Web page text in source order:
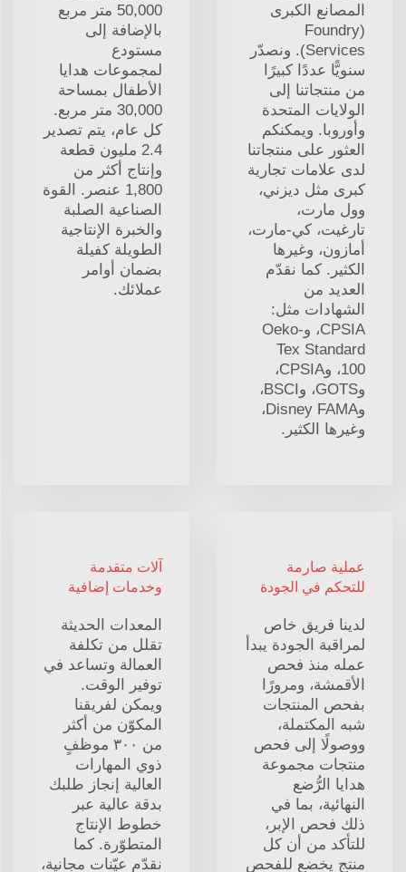
المصانع الكبرى
(Foundry
Services). ونصدّر
سنويًّا عددًا كبيرًا
من منتجاتنا إلى
الولايات المتحدة
وأوروبا. ويمكنكم
العثور على منتجاتنا
لدى علامات تجارية
كبرى مثل ديزني،
وول مارت،
تارغيت، كي-مارت،
أمازون، وغيرها
الكثير. كما نقدّم
العديد من
الشهادات مثل:
CPSIA، وOeko-
Tex Standard
100، وCPSIA،
وGOTS، وBSCI،
وDisney FAMA،
وغيرها الكثير.
50,000 متر مربع
بالإضافة إلى
مستودع
لمجموعات هدايا
الأطفال بمساحة
30,000 متر مربع.
كل عام، يتم تصدير
2.4 مليون قطعة
وإنتاج أكثر من
1,800 عنصر. القوة
الصناعية الصلبة
والخبرة الإنتاجية
الطويلة كفيلة
بضمان أوامر
عملائك.
عملية صارمة
للتحكم في الجودة
لدينا فريق خاص
لمراقبة الجودة يبدأ
عمله منذ فحص
الأقمشة، ومرورًا
بفحص المنتجات
شبه المكتملة،
ووصولًا إلى فحص
منتجات مجموعة
هدايا الرُّضع
النهائية، بما في
ذلك فحص الإبر،
للتأكد من أن كل
منتج يخضع للفحص
آلات متقدمة
وخدمات إضافية
المعدات الحديثة
تقلل من تكلفة
العمالة وتساعد في
توفير الوقت.
ويمكن لفريقنا
المكوّن من أكثر
من ٣٠٠ موظفٍ
ذوي المهارات
العالية إنجاز طلبك
بدقة عالية عبر
خطوط الإنتاج
المتطوّرة. كما
نقدّم عيّنات مجانية،